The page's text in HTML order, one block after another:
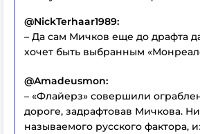
@NickTerhaar1989:
– Да сам Мичков еще до драфта
хочет быть выбранным
@Amadeusmon:
– «Флайерз» совершили
дороге, задрафтовав Мичкова.
называемого русского фактора,